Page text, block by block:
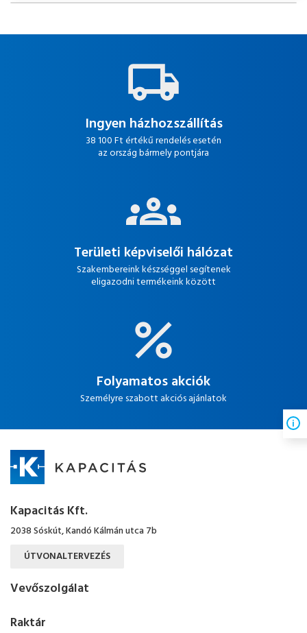
Ingyen házhozszállítás
38 100 Ft értékű rendelés esetén
az ország bármely pontjára
Területi képviselői hálózat
Szakembereink készséggel segítenek
eligazodni termékeink között
Folyamatos akciók
Személyre szabott akciós ajánlatok
Kapacitás Kft.
2038 Sóskút, Kandó Kálmán utca 7b
ÚTVONALTERVEZÉS
Vevőszolgálat
Raktár